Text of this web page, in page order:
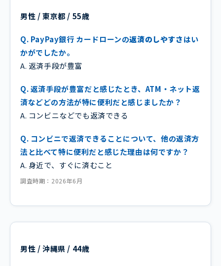
男性 / 東京都 / 55歳
Q. PayPay銀行 カードローンの返済のしやすさはい
かがでしたか。
A. 返済手段が豊富
Q. 返済手段が豊富だと感じたとき、ATM・ネット返
済などどの方法が特に便利だと感じましたか？
A. コンビニなどでも返済できる
Q. コンビニで返済できることについて、他の返済方
法と比べて特に便利だと感じた理由は何ですか？
A. 身近で、すぐに済むこと
調査時期：2026年6月
男性 / 沖縄県 / 44歳